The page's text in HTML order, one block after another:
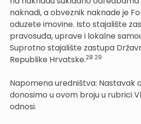
naknadi, a obveznik naknade je
oduzete imovine. Isto stajalište
pravosuđa, uprave i lokalne
Suprotno stajalište zastupa
Republike Hrvatske.28 29
Napomena uredništva: Nastavak
donosimo u ovom broju u rubrici
odnosi.